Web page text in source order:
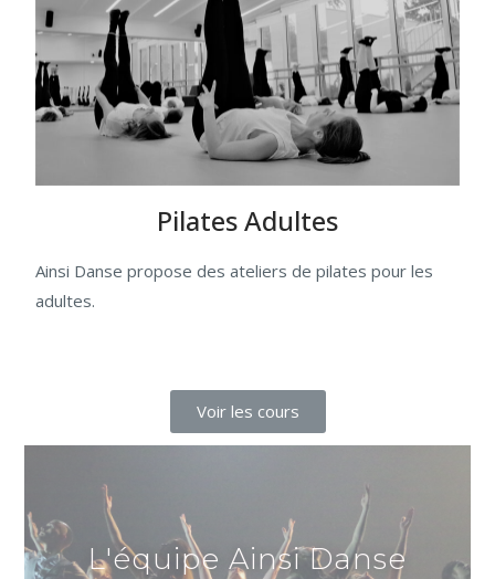
Pilates Adultes
Ainsi Danse propose des ateliers de pilates pour les
adultes.
Voir les cours
L'équipe Ainsi Danse